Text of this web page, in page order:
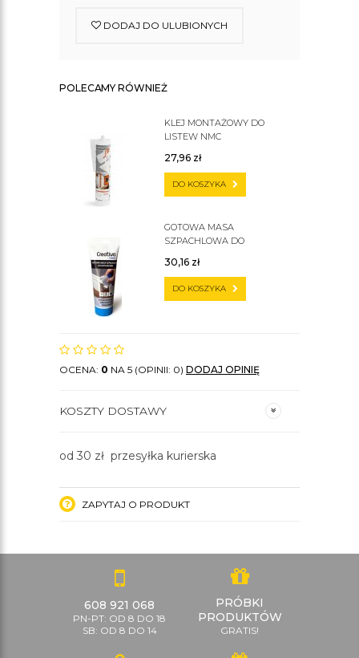
DODAJ DO ULUBIONYCH
POLECAMY RÓWNIEŻ
KLEJ MONTAŻOWY DO
LISTEW NMC
27,96 zł
DO KOSZYKA
GOTOWA MASA
SZPACHLOWA DO
30,16 zł
DO KOSZYKA
OCENA: 0 NA 5 (OPINII: 0) DODAJ OPINIĘ
KOSZTY DOSTAWY
od 30 zł przesyłka kurierska
ZAPYTAJ O PRODUKT
608 921 068
PN-PT: OD 8 DO 18
SB: OD 8 DO 14
PRÓBKI
PRODUKTÓW
GRATIS!